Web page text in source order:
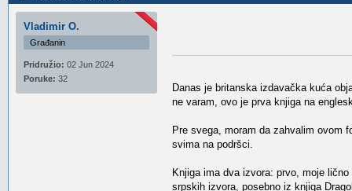
Vladimir O.
Građanin
Pridružio: 02 Jun 2024
Poruke: 32
Danas je britanska izdavačka kuća
ne varam, ovo je prva knjiga na
Pre svega, moram da zahvalim ovom
svima na podršci.
Knjiga ima dva izvora: prvo, moje
srpskih izvora, posebno iz knjiga